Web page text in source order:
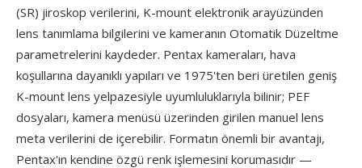
(SR) jiroskop verilerini, K-mount elektronik arayüzünden
lens tanımlama bilgilerini ve kameranın Otomatik Düzeltme
parametrelerini kaydeder. Pentax kameraları, hava
koşullarına dayanıklı yapıları ve 1975'ten beri üretilen geniş
K-mount lens yelpazesiyle uyumluluklarıyla bilinir; PEF
dosyaları, kamera menüsü üzerinden girilen manuel lens
meta verilerini de içerebilir. Formatın önemli bir avantajı,
Pentax'ın kendine özgü renk işlemesini korumasıdır —